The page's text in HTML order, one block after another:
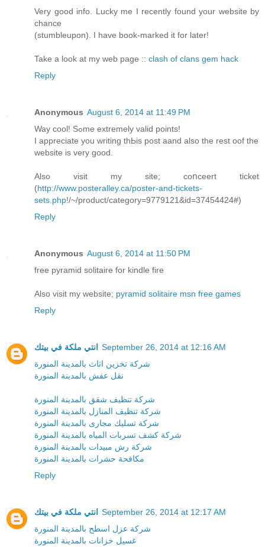
Very good info. Lucky me I recently found your website by
chance
(stumbleupon). I have book-marked it for later!
Take a look at my web page :: clash of clans gem hack
Reply
Anonymous August 6, 2014 at 11:49 PM
Way cool! Ѕߋme extremеly valid points!
I appreciate you writing thЬis post aand also thе rest oof the
website is very good.
Also visit my site; coոceert ticket
(http://www.posteralley.ca/poster-and-tickets-
sets.php!/~/product/category=9779121&id=37454424#)
Reply
Anonymous August 6, 2014 at 11:50 PM
free pyramid solitaire for kindle fire
Also visit my website; pyramid solitaire msn free games
Reply
انتي ملكة في بيتك
September 26, 2014 at 12:16 AM
شركة تخزين اثاث بالمدينة المنورة
نقل عفش بالمدينة المنورة
شركة تنظيف شقق بالمدينة المنورة
شركة تنظيف المنازل بالمدينة المنورة
شركة تسليك مجارى بالمدينة المنورة
شركة كشف تسربات المياه بالمدينة المنورة
شركة رش مبيدات بالمدينة المنورة
مكافحة حشرات بالمدينة المنورة
Reply
انتي ملكة في بيتك
September 26, 2014 at 12:17 AM
شركة عزل اسطح بالمدينة المنورة
غسيل خزانات بالمدينة المنورة